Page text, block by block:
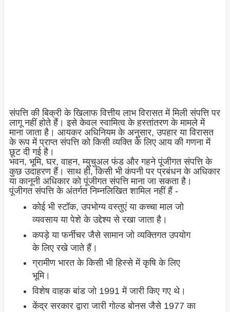
संपत्ति की बिक्री के खिलाफ वित्तीय लाभ विरासत में मिली संपत्ति पर
लागू नहीं होते हैं। इसे केवल स्वामित्व के हस्तांतरण के मामले में
माना जाता है। आयकर अधिनियम के अनुसार, उपहार या विरासत
के रूप में प्राप्त संपत्ति को किसी व्यक्ति के लिए आय की गणना में
छूट दी गई है।
भवन, भूमि, घर, वाहन, म्युचुअल फंड और गहने पूंजीगत संपत्ति के
कुछ उदाहरण हैं। साथ ही, किसी भी कंपनी पर प्रबंधन के अधिकार
या कानूनी अधिकार को पूंजीगत संपत्ति माना जा सकता है।
पूंजीगत संपत्ति के अंतर्गत निम्नलिखित शामिल नहीं हैं -
कोई भी स्टॉक, उपभोग्य वस्तुएं या कच्चा माल जो
व्यवसाय या पेशे के उद्देश्य से रखा जाता है।
कपड़े या फर्नीचर जैसे सामान जो व्यक्तिगत उपयोग
के लिए रखे जाते हैं।
ग्रामीण भारत के किसी भी हिस्से में कृषि के लिए
भूमि।
विशेष वाहक बांड जो 1991 में जारी किए गए थे।
केंद्र सरकार द्वारा जारी गोल्ड बोनस जैसे 1977 का